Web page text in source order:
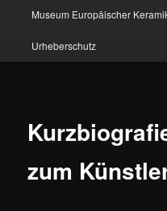
Museum Europäischer
Urheberschutz
zum